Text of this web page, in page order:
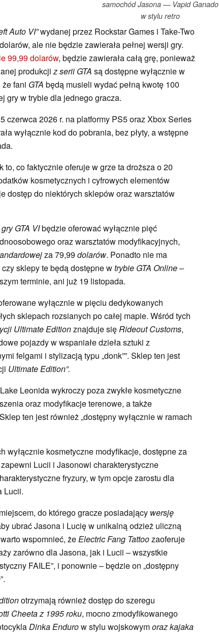
samochód Jasona — Vapid Ganado
w stylu retro
Auto VI”wydanej przez Rockstar Games i Take-Two
ale nie będzie zawierała pełnej wersji gry.
99,99 dolarów, będzie zawierała całą grę, ponieważ
produkcjiz serii GTA są dostępne wyłącznie w
że fani GTA będą musieli wydać pełną kwotę 100
gry w trybie dla jednego gracza.
czerwca 2026 r. na platformy PS5 oraz Xbox Series
wyłącznie kod do pobrania, bez płyty, a wstępne
co faktycznie oferuje w grze ta droższa o 20
kosmetycznych i cyfrowych elementów
dostęp do niektórych sklepów oraz warsztatów
GTA VIbędzie oferować wyłącznie pięć
oraz warsztatów modyfikacyjnych,
za 79,99 dolarów. Ponadto nie ma
sklepy te będą dostępne wtrybie GTA Online –
terminie, ani już 19 listopada.
wyłącznie w pięciu dedykowanych
sklepach rozsianych po całej mapie. Wśród tych
Ultimate Editionznajduje sięRideout Customs,
pojazdy w wspaniałe dzieła sztuki z
felgami i stylizacją typu „donk””. Sklep ten jest
Ultimate Edition”.
Leonida wykroczy poza zwykłe kosmetyczne
oraz modyfikacje terenowe, a także
ten jest również „dostępny wyłącznie w ramach
wyłącznie kosmetyczne modyfikacje, dostępne za
Lucii i Jasonowi charakterystyczne
fryzury, w tym opcje zarostu dla
Lucii.
do którego gracze posiadający wersję
ubrać Jasona i Lucię w unikalną odzież uliczną
wspomnieć, żeElectric Fang Tattoozaoferuje
zarówno dla Jasona, jak i Lucii – wszystkie
FAILE”, i ponownie – będzie on „dostępny
”.
otrzymają również dostęp do szeregu
Cheeta z 1995 roku, mocno zmodyfikowanego
Dinka Endurow stylu wojskowymoraz kajaka